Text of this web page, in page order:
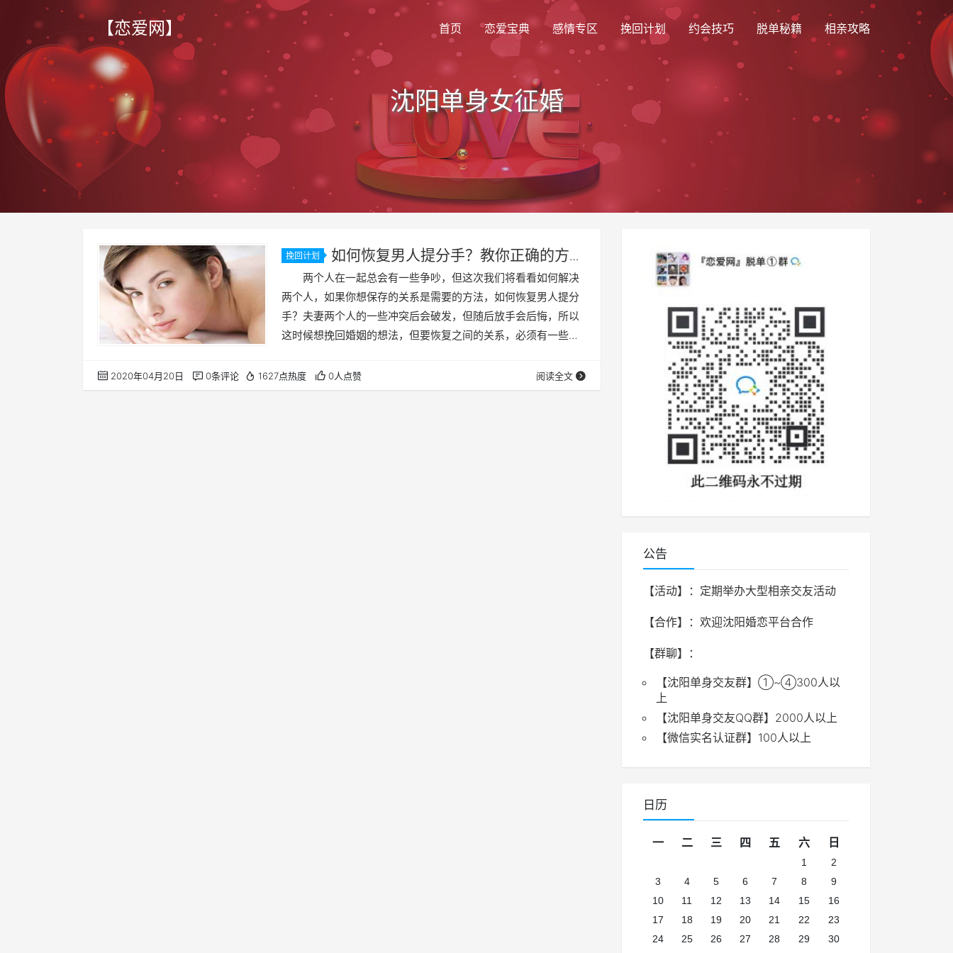
【恋爱网】 首页 恋爱宝典 感情专区 挽回计划 约会技巧 脱单秘籍 相亲攻略
沈阳单身女征婚
挽回计划
如何恢复男人提分手？教你正确的方式
来拯救人类！
两个人在一起总会有一些争吵，但这次我们将看看如何解决
两个人，如果你想保存的关系是需要的方法，如何恢复男人提分
手？夫妻两个人的一些冲突后会破发，但随后放手会后悔，所以
这时候想挽回婚姻的想法，但要恢复之间的关系，必须有一些小
以回到你的身边，如果你不介意对方，就算你做的东西多了，其
他的你不觉得好，所以有时候我们应该做自己，让自己的生活更
2020年04月20日 0条评论 1627点热度 0人点赞 阅读全文
公告
【活动】：定期举办大型相亲交友活动
【合作】：欢迎沈阳婚恋平台合作
【群聊】：
【沈阳单身交友群】①~④300人以
上
【沈阳单身交友QQ群】2000人以上
【微信实名认证群】100人以上
日历
一 二 三 四 五 六 日
1
2
3
4 5 6 7 8
9
10
11 12 13 14 15
16
17
18 19 20 21 22
23
24
25 26 27 28 29
30